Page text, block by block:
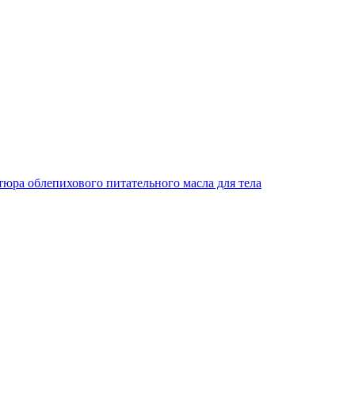
облепихового питательного масла для тела